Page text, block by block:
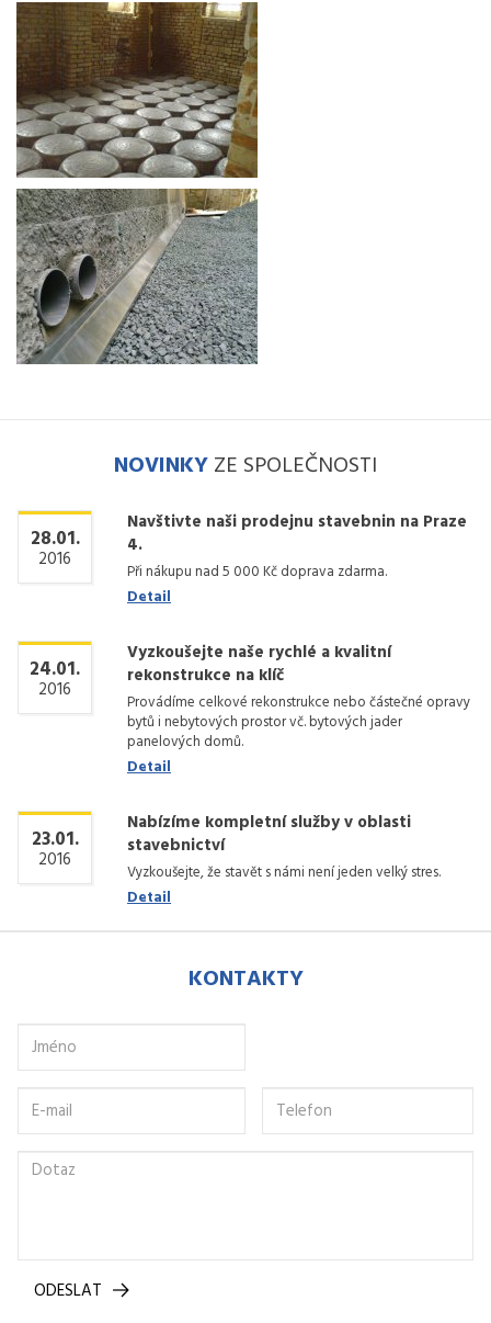
NOVINKYZE SPOLEČNOSTI
28.01.
2016
Navštivte naši prodejnu stavebnin na Praze
4.
Při nákupu nad 5 000 Kč doprava zdarma.
Detail
24.01.
2016
Vyzkoušejte naše rychlé a kvalitní
rekonstrukce na klíč
Provádíme celkové rekonstrukce nebo částečné opravy
bytů i nebytových prostor vč. bytových jader
panelových domů.
Detail
23.01.
2016
Nabízíme kompletní služby v oblasti
stavebnictví
Vyzkoušejte, že stavět s námi není jeden velký stres.
Detail
KONTAKTY
ODESLAT